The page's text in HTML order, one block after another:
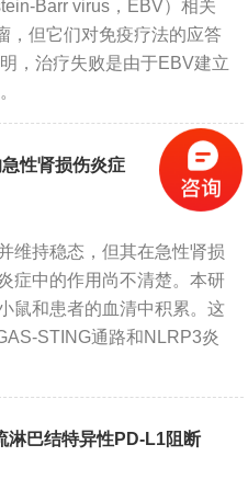
Barr virus，EBV）相关
，但它们对免疫疗法的应答
，治疗失败是由于EBV建立
性肾损伤炎症
维持稳态，但其在急性肾损
症中的作用尚不清楚。本研
鼠和患者的血清中积累。这
STING通路和NLRP3炎
淋巴结特异性PD-L1阻断